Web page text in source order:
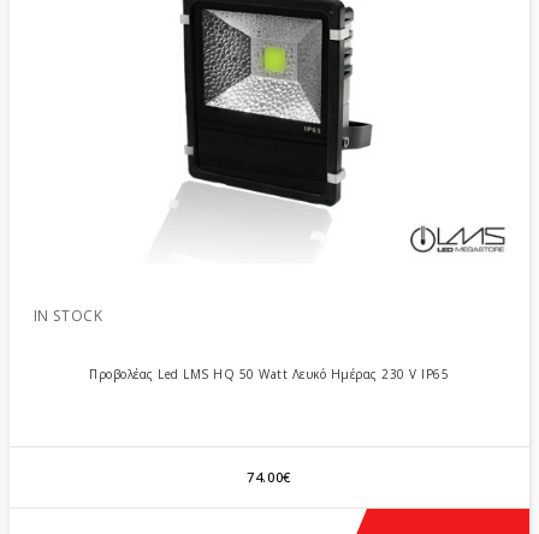
IN STOCK
Προβολέας Led LMS HQ 50 Watt Λευκό Ημέρας 230 V IP65
74.00€